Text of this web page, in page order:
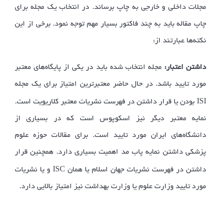
مجلات داخلی و خارجی به چاپ برساند. در انتخاب یک مجله برای
چاپ مقاله باید به چند فاکتور بسیار مهم توجه نمود. برخی از این
نکته‌ها عبارتند از:
داشتن اعتبار: مجله انتخاب شده باید در یکی از پایگاه‌های معتبر
مورد تایید باشد. در حال حاضر معتبرترین امتیاز برای یک مجله
ISI بودن یا قرار داشتن در فهرست نشریات معتبر کلاریویت است.
نمایه معتبر دیگر نیز اسکوپوس است که در بسیاری از
دانشگاه‌های ایران مورد تایید است. برای مقالات حوزه علوم
پزشکی داشتن نمایه پاب مد اهمیت بسیاری دارد. همچنین قرار
داشتن در فهرست نشریات جهان اسلام یا همان ISC و یا نشریات
مورد تایید وزارت علوم یا وزارت بهداشت نیز امتیاز بالایی دارد.